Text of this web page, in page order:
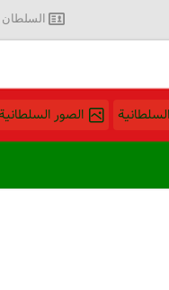
السلطان
الصور